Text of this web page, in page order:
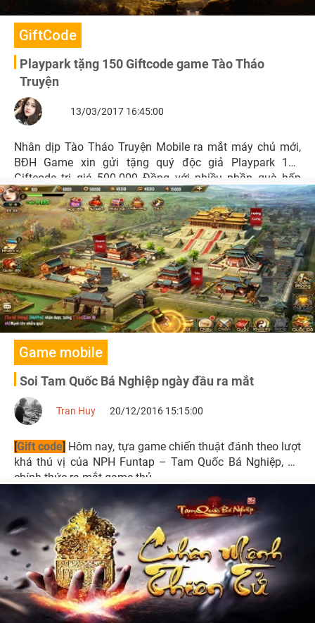
GiftCode
Playpark tặng 150 Giftcode game Tào Tháo
Truyện
13/03/2017 16:45:00
Nhân dịp Tào Tháo Truyện Mobile ra mắt máy chủ mới,
BĐH Game xin gửi tặng quý độc giả Playpark 150
Giftcode trị giá 500.000 Đồng với nhiều phần quà hấp
dẫn.
Game mobile
Soi Tam Quốc Bá Nghiệp ngày đầu ra mắt
Tran Huy 20/12/2016 15:15:00
[Gift code] Hôm nay, tựa game chiến thuật đánh theo lượt
khá thú vị của NPH Funtap – Tam Quốc Bá Nghiệp, đã
chính thức ra mắt game thủ.